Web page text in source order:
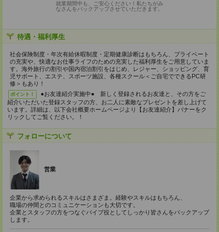
就業期間中も、ご安心ください！私たちがみ
なさんをバックアップさせていただきます。
待遇・福利厚生
社会保険制度・年次有給休暇制度・定期健康診断はもちろん、プライベート
の充実や、快適なお仕事ライフのための充実した福利厚生をご用意していま
す。海外旅行の割引や国内宿泊割引をはじめ、レジャー、ショッピング、育
児サポート、エステ、スポーツ施設、各種スクール＜ご自宅でできるPC研
修＞もあり！
ポイント！
●お友達紹介実施中● 新しく登録されるお友達と、その方をご
紹介いただいた登録スタッフの方、お二人に素敵なプレゼントを差し上げて
います。詳細は、以下会社概要ホームページより【お友達紹介】バナーをク
リックしてご覧ください。！
フォローについて
営業
企業から求められるスキルはさまざま。経験やスキルはもちろん、
職場の仲間とのコミュニケーションも大切です。
企業とスタッフの方をつなぐパイプ役としてしっかり皆さんをバックアップ
します。